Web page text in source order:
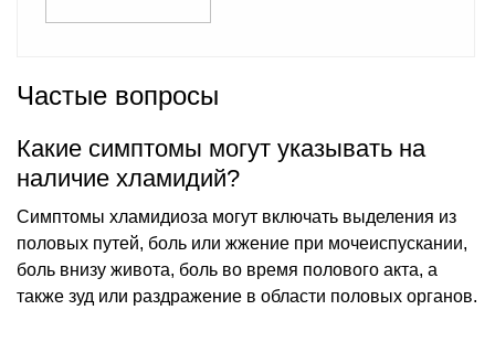
Частые вопросы
Какие симптомы могут указывать на
наличие хламидий?
Симптомы хламидиоза могут включать выделения из
половых путей, боль или жжение при мочеиспускании,
боль внизу живота, боль во время полового акта, а
также зуд или раздражение в области половых органов.